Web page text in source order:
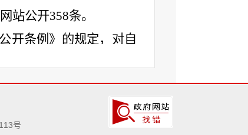
站公开358条。
开条例》的规定，对自
求，不断提高依申请公
号